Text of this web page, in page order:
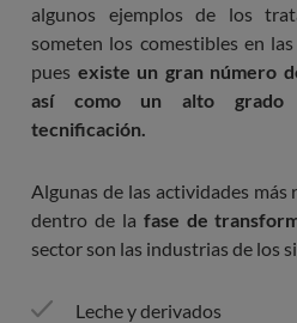
algunos ejemplos de los
someten los comestibles en
pues existe un gran número
así como un alto grado
tecnificación.
Algunas de las actividades más
dentro de la fase de
sector son las industrias de los
Leche y derivados